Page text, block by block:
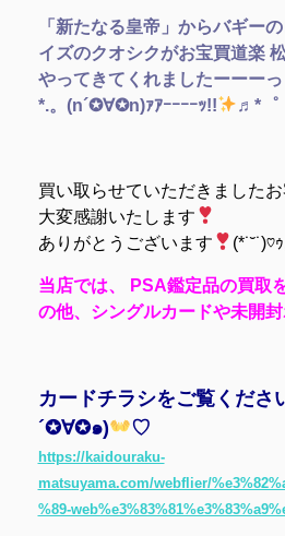
「新たなる皇帝」からバギー
イズのクオシクがお宝買道楽
やってきてくれましたーーーっ
*.。(n´✪∀✪n)ｧｱｰｰｰｰｯ!!
♬*゜
買い取らせていただきました
大変感謝いたします
ありがとうございます
(*˙˘˙)♡ｩ
当店では、 PSA鑑定品の買取
の他、シングルカードや未開
カードチラシをご覧くださ
´✪∀✪๑)
♡
https://kaidouraku-
matsuyama.com/webflier/
%89-